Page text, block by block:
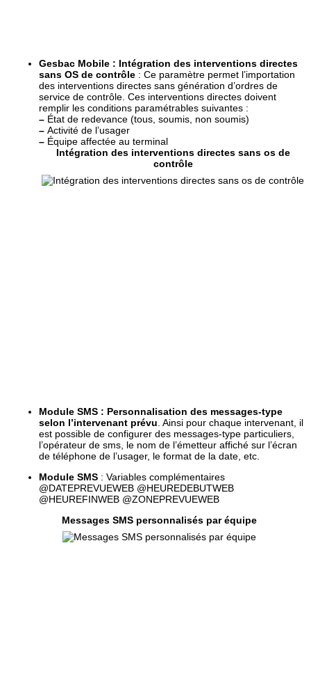
Gesbac Mobile : Intégration des interventions directes
sans OS de contrôle : Ce paramètre permet l’importation
des interventions directes sans génération d’ordres de
service de contrôle. Ces interventions directes doivent
remplir les conditions paramétrables suivantes :
– État de redevance (tous, soumis, non soumis)
– Activité de l’usager
– Équipe affectée au terminal
Intégration des interventions directes sans os de
contrôle
Module SMS : Personnalisation des messages-type
selon l’intervenant prévu . Ainsi pour chaque intervenant, il
est possible de configurer des messages-type particuliers,
l’opérateur de sms, le nom de l’émetteur affiché sur l’écran
de téléphone de l’usager, le format de la date, etc.
Module SMS : Variables complémentaires
@DATEPREVUEWEB @HEUREDEBUTWEB
@HEUREFINWEB @ZONEPREVUEWEB
Messages SMS personnalisés par équipe